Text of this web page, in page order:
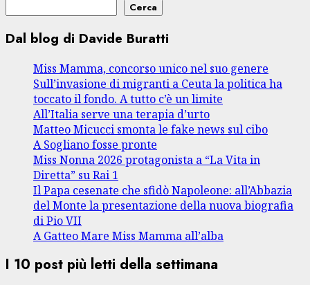
Cerca
Dal blog di Davide Buratti
Miss Mamma, concorso unico nel suo genere
Sull’invasione di migranti a Ceuta la politica ha
toccato il fondo. A tutto c’è un limite
All’Italia serve una terapia d’urto
Matteo Micucci smonta le fake news sul cibo
A Sogliano fosse pronte
Miss Nonna 2026 protagonista a “La Vita in
Diretta” su Rai 1
Il Papa cesenate che sfidò Napoleone: all’Abbazia
del Monte la presentazione della nuova biografia
di Pio VII
A Gatteo Mare Miss Mamma all’alba
I 10 post più letti della settimana